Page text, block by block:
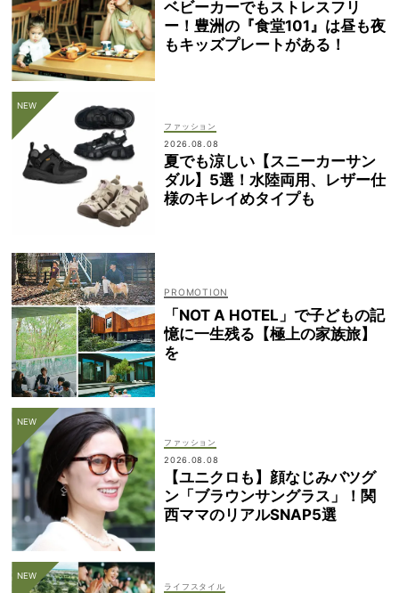
ベビーカーでもストレスフリ
ー！豊洲の『食堂101』は昼も夜
もキッズプレートがある！
ファッション
2026.08.08
夏でも涼しい【スニーカーサン
ダル】5選！水陸両用、レザー仕
様のキレイめタイプも
「NOT A HOTEL」で子どもの記
憶に一生残る【極上の家族旅】
を
ファッション
2026.08.08
【ユニクロも】顔なじみバツグ
ン「ブラウンサングラス」！関
西ママのリアルSNAP5選
ライフスタイル